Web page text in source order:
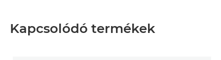
Kapcsolódó termékek